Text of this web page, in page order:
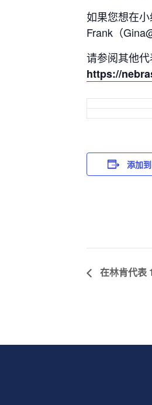
如果您想在
Frank（
请参阅其他代
https://
添加
在林肯代表